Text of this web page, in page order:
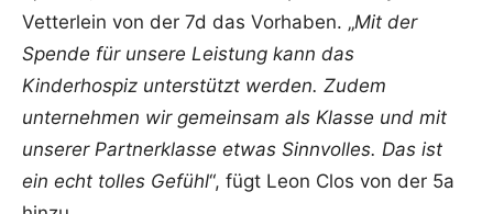
Vetterlein von der 7d das Vorhaben. „Mit der
Spende für unsere Leistung kann das
Kinderhospiz unterstützt werden. Zudem
unternehmen wir gemeinsam als Klasse und mit
unserer Partnerklasse etwas Sinnvolles. Das ist
ein echt tolles Gefühl“, fügt Leon Clos von der 5a